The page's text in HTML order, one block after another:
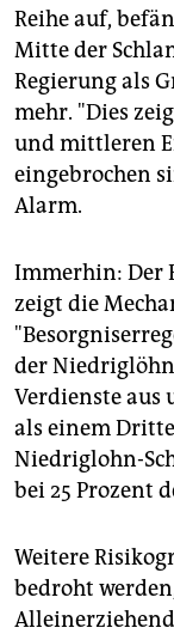
Reihe auf,
Mitte der
Regierung als
mehr. "Dies
und mittleren
eingebrochen
Alarm.
Immerhin: Der
zeigt die
der
Verdienste aus
als einem
Niedriglohn-
bei 25 Prozent
Weitere
bedroht